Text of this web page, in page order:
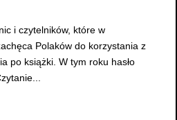
i czytelników, które w
Polaków do korzystania z
po książki. W tym roku hasło